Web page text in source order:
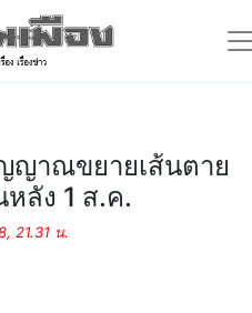
ญาณขยายเส้นตาย
ลัง 1 ส.ค.
21.31 น.